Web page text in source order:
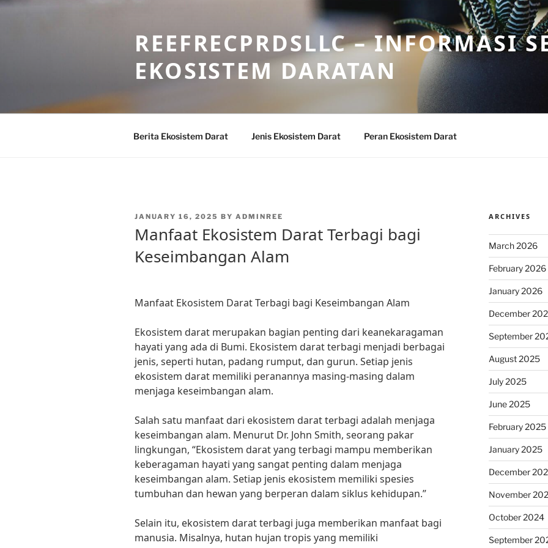
Skip
REEFRECPRDSLLC – INFORMASI
EKOSISTEM DARATAN
Berita Ekosistem Darat Jenis Ekosistem Darat Peran Ekosistem Darat
POSTED
JANUARY 16, 2025 BY ADMINREE
Manfaat Ekosistem Darat Terbagi bagi
Keseimbangan Alam
Manfaat Ekosistem Darat Terbagi bagi Keseimbangan Alam
Ekosistem darat merupakan bagian penting dari keanekaragaman
hayati yang ada di Bumi. Ekosistem darat terbagi menjadi berbagai
jenis, seperti hutan, padang rumput, dan gurun. Setiap jenis
ekosistem darat memiliki peranannya masing-masing dalam
menjaga keseimbangan alam.
Salah satu manfaat dari ekosistem darat terbagi adalah menjaga
keseimbangan alam. Menurut Dr. John Smith, seorang pakar
lingkungan, “Ekosistem darat yang terbagi mampu memberikan
keberagaman hayati yang sangat penting dalam menjaga
keseimbangan alam. Setiap jenis ekosistem memiliki spesies
tumbuhan dan hewan yang berperan dalam siklus kehidupan.”
Selain itu, ekosistem darat terbagi juga memberikan manfaat bagi
manusia. Misalnya, hutan hujan tropis yang memiliki
ARCHIVES
March 2026
February 2026
January 2026
December
September
August 2025
July 2025
June 2025
February 2025
January 2025
December
November
October 2024
September